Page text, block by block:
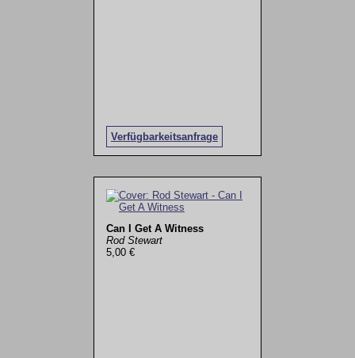
Verfügbarkeitsanfrage
Can I Get A Witness
Rod Stewart
5,00 €